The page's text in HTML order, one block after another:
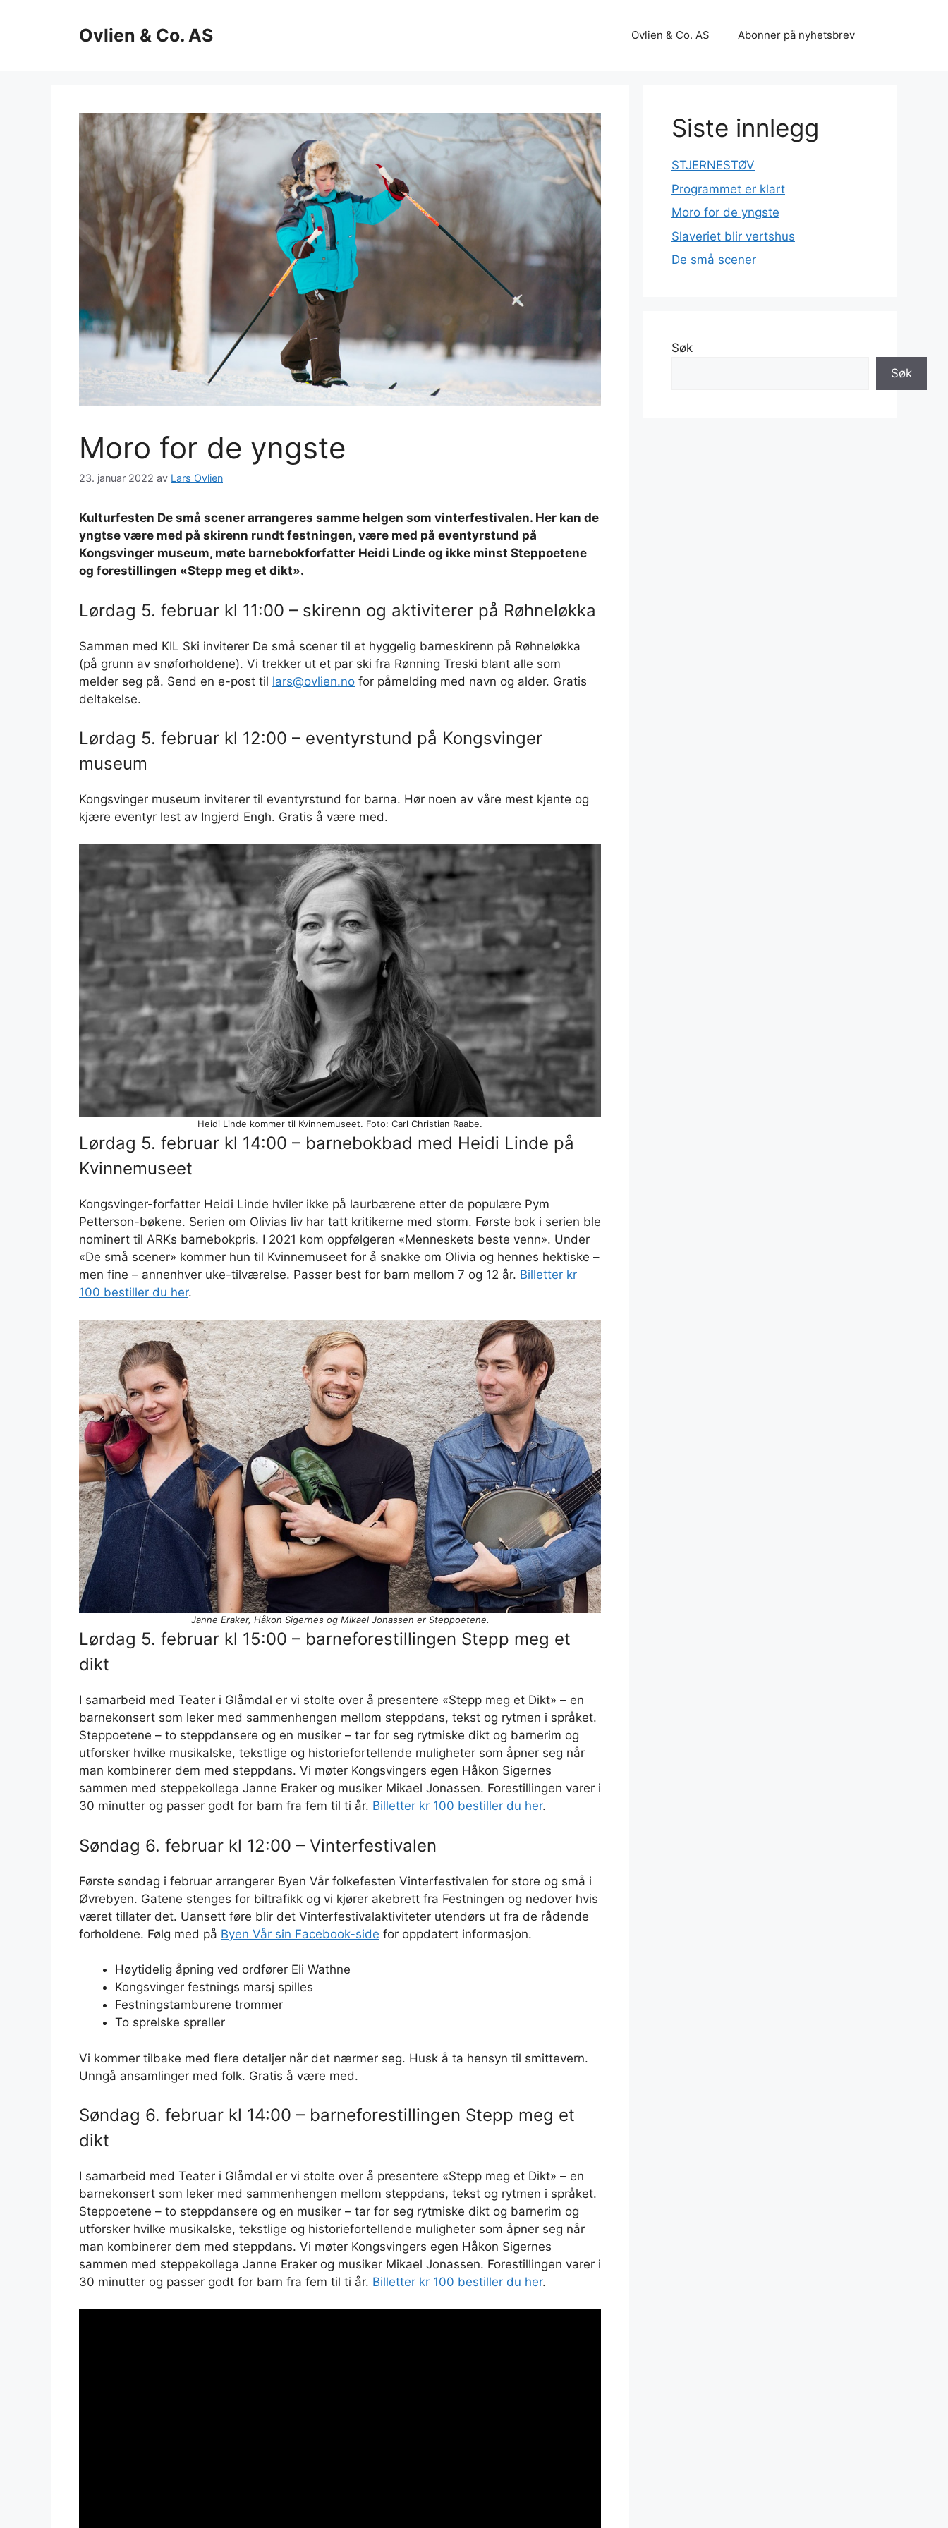
Ovlien & Co. AS Ovlien & Co. AS Abonner på nyhetsbrev
Moro for de yngste
23. januar 2022 av Lars Ovlien
Kulturfesten De små scener arrangeres samme helgen som vinterfestivalen. Her kan de
yngtse være med på skirenn rundt festningen, være med på eventyrstund på
Kongsvinger museum, møte barnebokforfatter Heidi Linde og ikke minst Steppoetene
og forestillingen «Stepp meg et dikt».
Lørdag 5. februar kl 11:00 – skirenn og aktiviterer på Røhneløkka
Sammen med KIL Ski inviterer De små scener til et hyggelig barneskirenn på Røhneløkka
(på grunn av snøforholdene). Vi trekker ut et par ski fra Rønning Treski blant alle som
melder seg på. Send en e-post til lars@ovlien.no for påmelding med navn og alder. Gratis
deltakelse.
Lørdag 5. februar kl 12:00 – eventyrstund på Kongsvinger
museum
Kongsvinger museum inviterer til eventyrstund for barna. Hør noen av våre mest kjente og
kjære eventyr lest av Ingjerd Engh. Gratis å være med.
Heidi Linde kommer til Kvinnemuseet. Foto: Carl Christian Raabe.
Lørdag 5. februar kl 14:00 – barnebokbad med Heidi Linde på
Kvinnemuseet
Kongsvinger-forfatter Heidi Linde hviler ikke på laurbærene etter de populære Pym
Petterson-bøkene. Serien om Olivias liv har tatt kritikerne med storm. Første bok i serien ble
nominert til ARKs barnebokpris. I 2021 kom oppfølgeren «Menneskets beste venn». Under
«De små scener» kommer hun til Kvinnemuseet for å snakke om Olivia og hennes hektiske –
men fine – annenhver uke-tilværelse. Passer best for barn mellom 7 og 12 år. Billetter kr
100 bestiller du her.
Janne Eraker, Håkon Sigernes og Mikael Jonassen er Steppoetene.
Lørdag 5. februar kl 15:00 – barneforestillingen Stepp meg et
dikt
I samarbeid med Teater i Glåmdal er vi stolte over å presentere «Stepp meg et Dikt» – en
barnekonsert som leker med sammenhengen mellom steppdans, tekst og rytmen i språket.
Steppoetene – to steppdansere og en musiker – tar for seg rytmiske dikt og barnerim og
utforsker hvilke musikalske, tekstlige og historiefortellende muligheter som åpner seg når
man kombinerer dem med steppdans. Vi møter Kongsvingers egen Håkon Sigernes
sammen med steppekollega Janne Eraker og musiker Mikael Jonassen. Forestillingen varer i
30 minutter og passer godt for barn fra fem til ti år. Billetter kr 100 bestiller du her.
Søndag 6. februar kl 12:00 – Vinterfestivalen
Første søndag i februar arrangerer Byen Vår folkefesten Vinterfestivalen for store og små i
Øvrebyen. Gatene stenges for biltrafikk og vi kjører akebrett fra Festningen og nedover hvis
været tillater det. Uansett føre blir det Vinterfestivalaktiviteter utendørs ut fra de rådende
forholdene. Følg med på Byen Vår sin Facebook-side for oppdatert informasjon.
Høytidelig åpning ved ordfører Eli Wathne
Kongsvinger festnings marsj spilles
Festningstamburene trommer
To sprelske spreller
Vi kommer tilbake med flere detaljer når det nærmer seg. Husk å ta hensyn til smittevern.
Unngå ansamlinger med folk. Gratis å være med.
Søndag 6. februar kl 14:00 – barneforestillingen Stepp meg et
dikt
I samarbeid med Teater i Glåmdal er vi stolte over å presentere «Stepp meg et Dikt» – en
barnekonsert som leker med sammenhengen mellom steppdans, tekst og rytmen i språket.
Steppoetene – to steppdansere og en musiker – tar for seg rytmiske dikt og barnerim og
utforsker hvilke musikalske, tekstlige og historiefortellende muligheter som åpner seg når
man kombinerer dem med steppdans. Vi møter Kongsvingers egen Håkon Sigernes
sammen med steppekollega Janne Eraker og musiker Mikael Jonassen. Forestillingen varer i
30 minutter og passer godt for barn fra fem til ti år. Billetter kr 100 bestiller du her.
Siste innlegg
STJERNESTØV
Programmet er klart
Moro for de yngste
Slaveriet blir vertshus
De små scener
Søk
Søk